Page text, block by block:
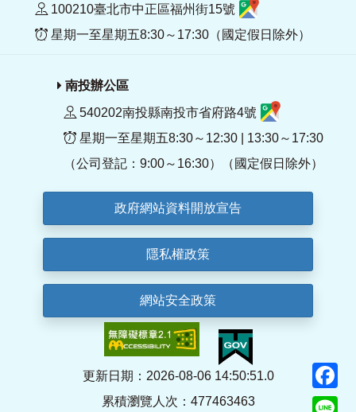
100210臺北市中正區福州街15號
星期一至星期五8:30～17:30（國定假日除外）
南投辦公區
540202南投縣南投市省府路4號
星期一至星期五8:30～12:30 | 13:30～17:30
（公司登記：9:00～16:30）（國定假日除外）
政府網站資料開放宣告
隱私權政策
網站安全政策
更新日期：2026-08-06 14:50:51.0
累積瀏覽人次：477463463